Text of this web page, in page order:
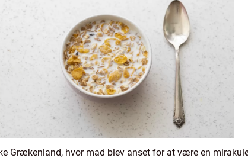
Grækenland, hvor mad blev anset for at være en